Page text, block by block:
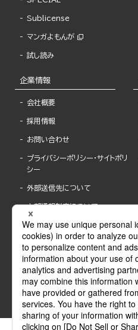
Sublicense
マンガよもんが
試し読み
企業情報
会社概要
採用情報
お問い合わせ
プライバシーポリシー・サイトポリ
シー
外部送信先について
内部通報制度について